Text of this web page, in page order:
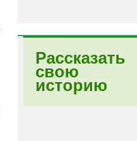
Рассказать
свою
историю